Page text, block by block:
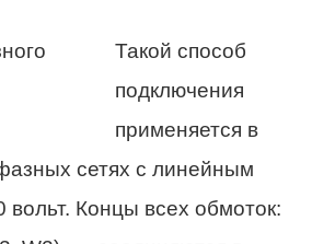
Такой способ
подключения
применяется в
сетях с линейным
Концы всех обмоток: